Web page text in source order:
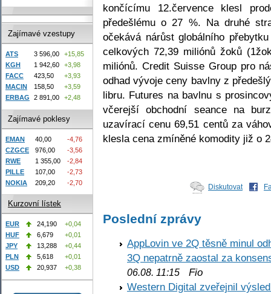
končícímu 12.července klesl
předešlému o 27 %. Na druhé
očekává nárůst globálního
celkových 72,39 miliónů žoků
miliónů. Credit Suisse Group pro
odhad vývoje ceny bavlny z
libru. Futures na bavlnu s
včerejší obchodní seance na
uzavírací cenu 69,51 centů za
klesla cena zmíněné komodity již o
Diskutovat
Poslední zprávy
AppLovin ve 2Q těsně minul
3Q nepatrně zaostal za
06.08. 11:15 Fio
Western Digital zveřejnil
Zajímavé vzestupy
ATS 3 596,00
+15,85
KGH
1 942,60
+3,98
FACC
423,50
+3,93
MACIN
158,50
+3,59
ERBAG
2 891,00 +2,48
Zajímavé poklesy
EMAN 40,00
-4,76
CZGCE
976,00
-3,56
RWE
1 355,00
-2,84
PILLE
107,00
-2,73
NOKIA
209,20 -2,70
Kurzovní lístek
EUR 24,190
+0,04
HUF
6,679
+0,01
JPY
13,288
+0,44
PLN
5,618
+0,01
USD
20,937 +0,38